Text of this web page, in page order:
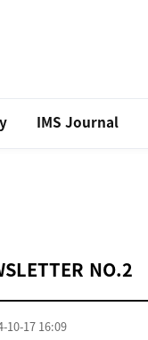
IMS Journal
NO.2
10-17 16:09